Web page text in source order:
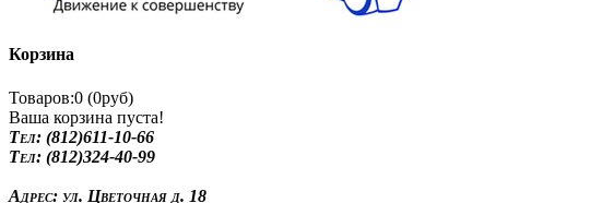
Корзина
Товаров:0 (0руб)
Ваша корзина пуста!
Tел: (812)611-10-66
Tел: (812)324-40-99
Адрес: ул. Цветочная д. 18